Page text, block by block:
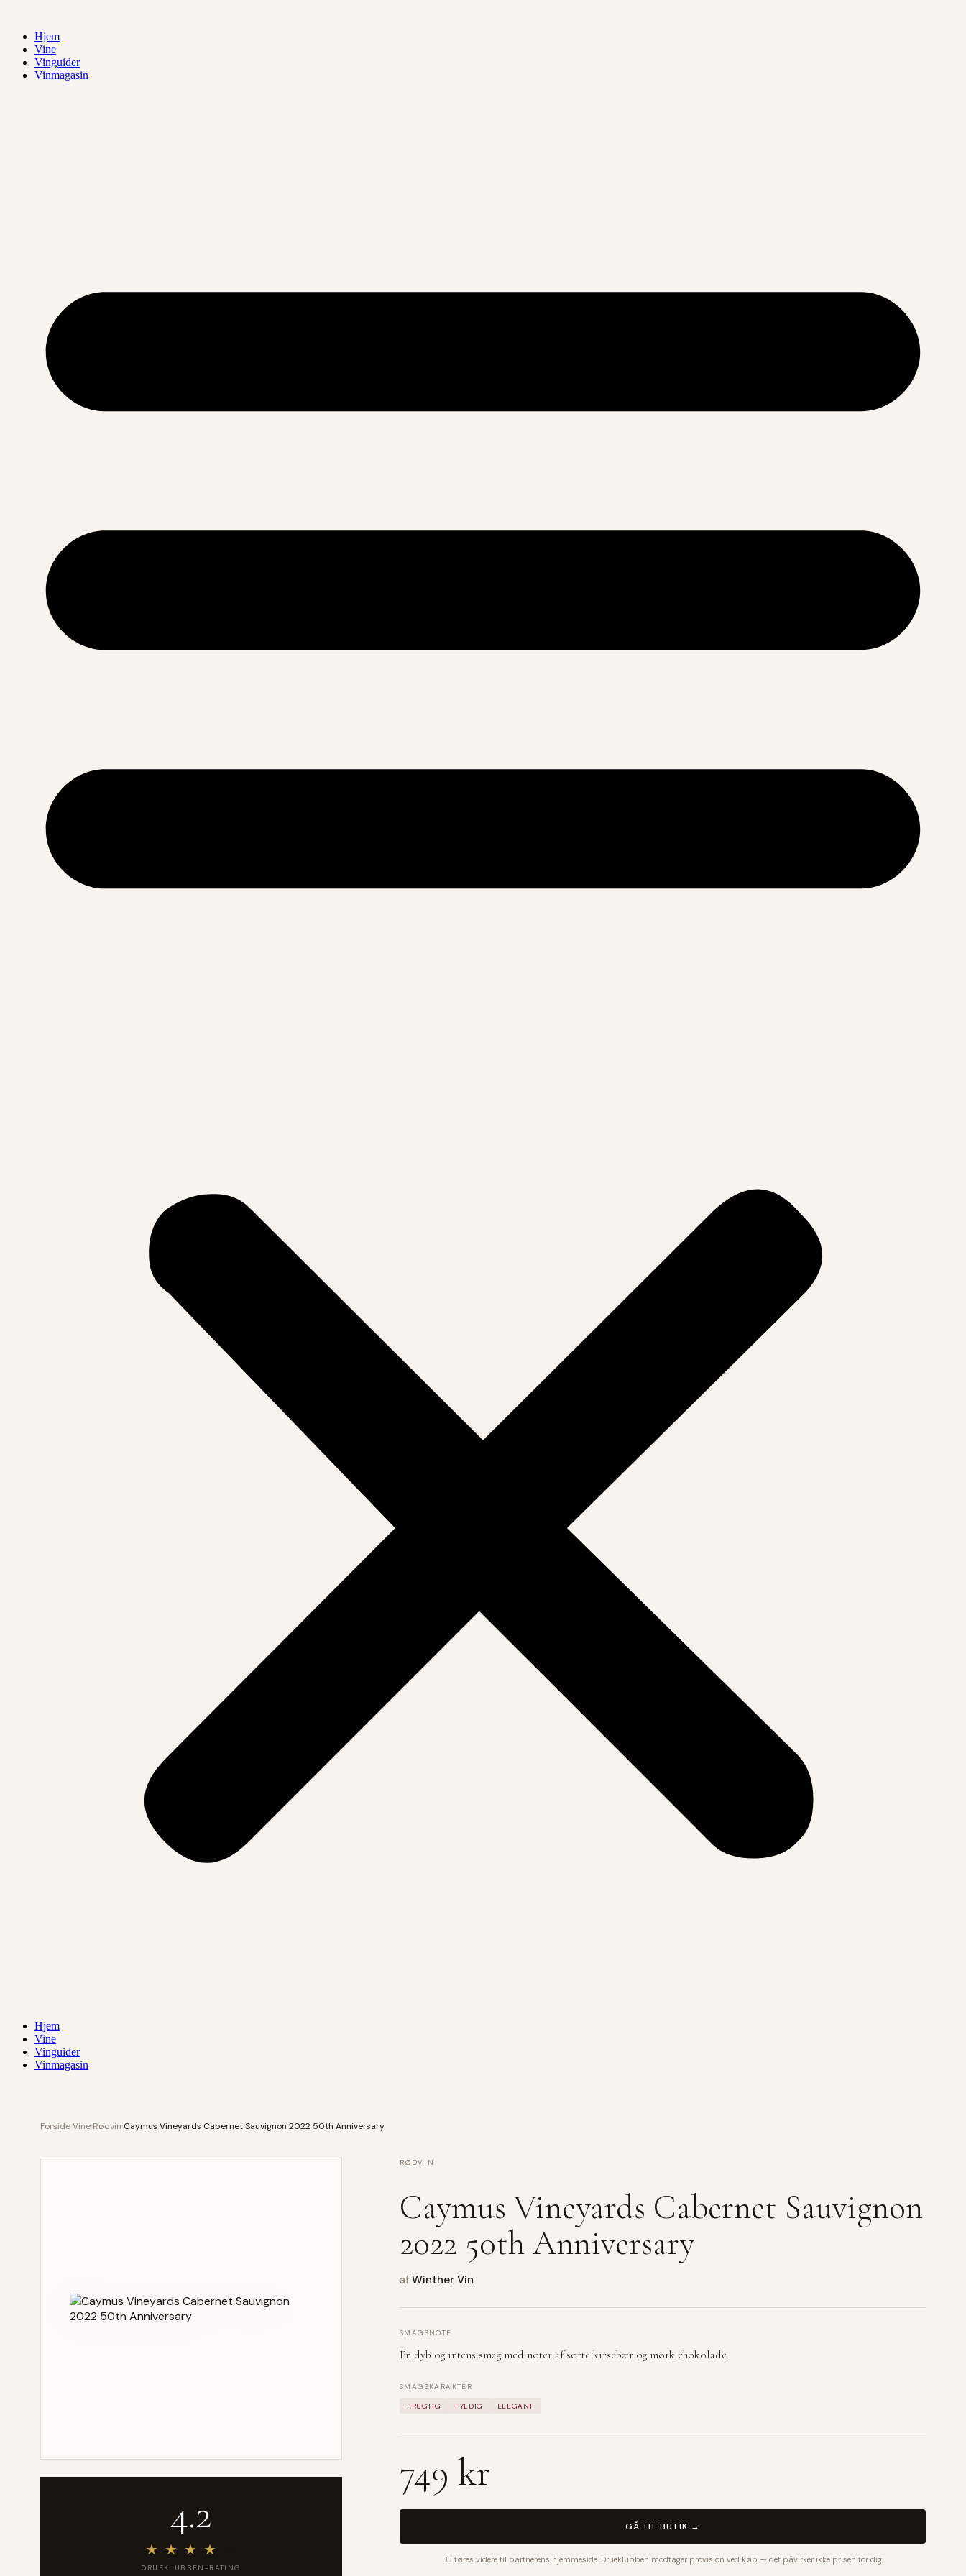
indholdHjem
Vine
Vinguider
Vinmagasin
Hjem
Vine
Vinguider
Vinmagasin
ForsideVine Rødvin Caymus Vineyards Cabernet Sauvignon 2022 50th Anniversary
4.2
★ ★ ★ ★
DRUEKLUBBEN-RATING
RØDVIN
Caymus Vineyards Cabernet Sauvignon
2022 50th Anniversary
af Winther Vin
SMAGSNOTE
En dyb og intens smag med noter af sorte kirsebær og mørk chokolade.
SMAGSKARAKTER
FRUGTIG FYLDIG ELEGANT
749 kr
GÅ TIL BUTIK →
Du føres videre til partnerens hjemmeside. Drueklubben modtager provision ved køb — det påvirker ikke prisen for dig.